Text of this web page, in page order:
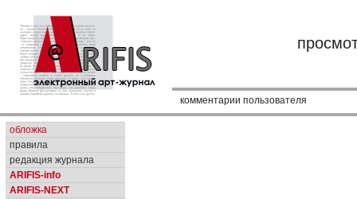
комментарии пользователя
обложка
правила
редакция журнала
ARIFIS-info
ARIFIS-NEXT